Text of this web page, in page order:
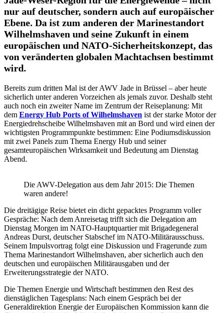
nur auf deutscher, sondern auch auf europäischer
Ebene. Da ist zum anderen der Marinestandort
Wilhelmshaven und seine Zukunft in einem
europäischen und NATO-Sicherheitskonzept, das
von veränderten globalen Machtachsen bestimmt
wird.
Bereits zum dritten Mal ist der AWV Jade in Brüssel – aber heute
sicherlich unter anderen Vorzeichen als jemals zuvor. Deshalb steht
auch noch ein zweiter Name im Zentrum der Reiseplanung: Mit
dem Energy Hub Ports ofWilhelmshaven ist der starke Motor der
Energiedrehscheibe Wilhelmshaven mit an Bord und wird einen der
wichtigsten Programmpunkte bestimmen: Eine Podiumsdiskussion
mit zwei Panels zum Thema Energy Hub und seiner
gesamteuropäischen Wirksamkeit und Bedeutung am Dienstag
Abend.
Die AWV-Delegation aus dem Jahr 2015: Die Themen
waren andere!
Die dreitägige Reise bietet ein dicht gepacktes Programm voller
Gespräche: Nach dem Anreisetag trifft sich die Delegation am
Dienstag Morgen im NATO-Hauptquartier mit Brigadegeneral
Andreas Durst, deutscher Stabschef im NATO-Militärausschuss.
Seinem Impulsvortrag folgt eine Diskussion und Fragerunde zum
Thema Marinestandort Wilhelmshaven, aber sicherlich auch den
deutschen und europäischen Militärausgaben und der
Erweiterungsstrategie der NATO.
Die Themen Energie und Wirtschaft bestimmen den Rest des
dienstäglichen Tagesplans: Nach einem Gespräch bei der
Generaldirektion Energie der Europäischen Kommission kann die